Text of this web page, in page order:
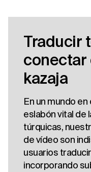
Traducir
conectar
kazaja
En un mundo en
eslabón vital de
túrquicas,
de vídeo son
usuarios
incorporando